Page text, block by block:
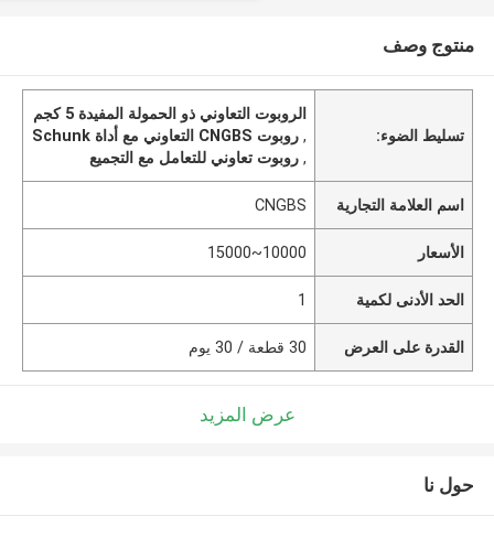
منتوج وصف
تسليط الضوء:
الروبوت التعاوني ذو الحمولة المفيدة 5 كجم
,روبوت CNGBS التعاوني مع أداة Schunk
,روبوت تعاوني للتعامل مع التجميع
اسم العلامة التجارية CNGBS
الأسعار 10000~15000
الحد الأدنى لكمية 1
القدرة على العرض 30 قطعة / 30 يوم
عرض المزيد
حول نا